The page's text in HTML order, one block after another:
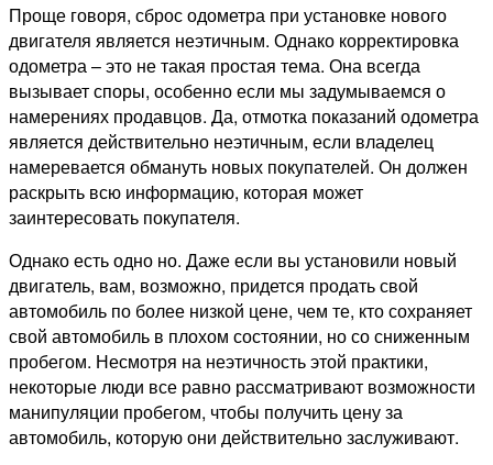
Проще говоря, сброс одометра при установке нового
двигателя является неэтичным. Однако корректировка
одометра – это не такая простая тема. Она всегда
вызывает споры, особенно если мы задумываемся о
намерениях продавцов. Да, отмотка показаний одометра
является действительно неэтичным, если владелец
намеревается обмануть новых покупателей. Он должен
раскрыть всю информацию, которая может
заинтересовать покупателя.
Однако есть одно но. Даже если вы установили новый
двигатель, вам, возможно, придется продать свой
автомобиль по более низкой цене, чем те, кто сохраняет
свой автомобиль в плохом состоянии, но со сниженным
пробегом. Несмотря на неэтичность этой практики,
некоторые люди все равно рассматривают возможности
манипуляции пробегом, чтобы получить цену за
автомобиль, которую они действительно заслуживают.